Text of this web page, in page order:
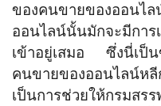
ของคนขายของออน
ออนไลน์นั้นมักจะมีกา
เข้าอยู่เสมอ ซึ่งนี่เป็น
คนขายของออนไลน์
เป็นการช่วยให้กรมสร